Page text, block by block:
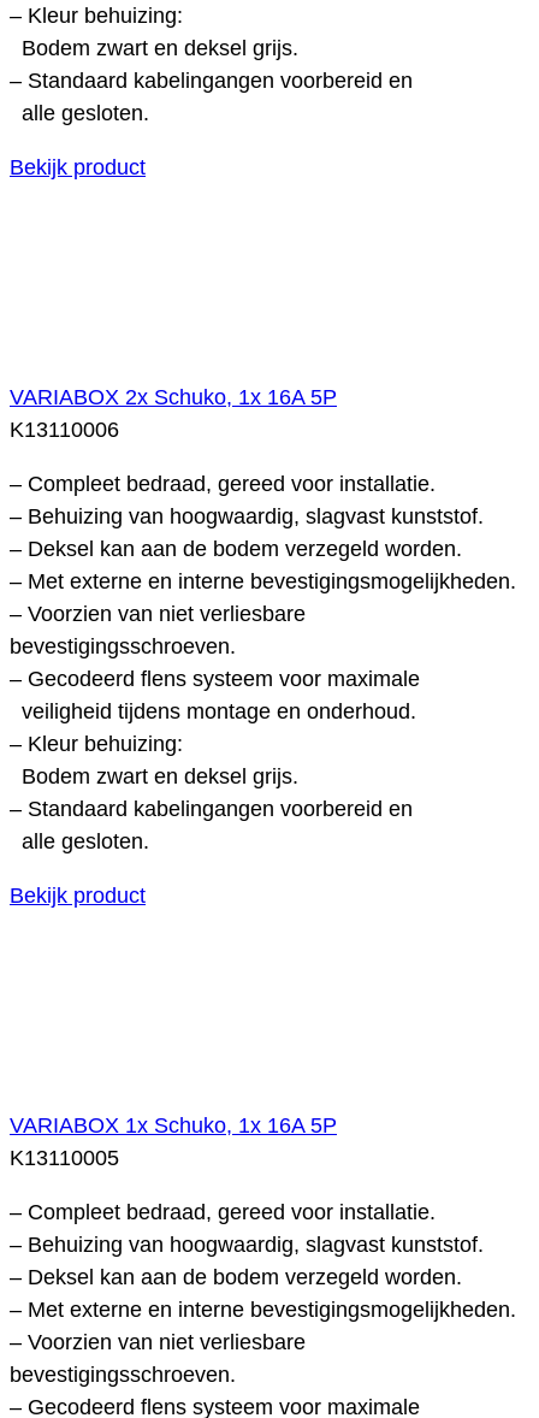
– Kleur behuizing:
Bodem zwart en deksel grijs.
– Standaard kabelingangen voorbereid en
alle gesloten.
Bekijk product
VARIABOX 2x Schuko, 1x 16A 5P
K13110006
– Compleet bedraad, gereed voor installatie.
– Behuizing van hoogwaardig, slagvast kunststof.
– Deksel kan aan de bodem verzegeld worden.
– Met externe en interne bevestigingsmogelijkheden.
– Voorzien van niet verliesbare
bevestigingsschroeven.
– Gecodeerd flens systeem voor maximale
veiligheid tijdens montage en onderhoud.
– Kleur behuizing:
Bodem zwart en deksel grijs.
– Standaard kabelingangen voorbereid en
alle gesloten.
Bekijk product
VARIABOX 1x Schuko, 1x 16A 5P
K13110005
– Compleet bedraad, gereed voor installatie.
– Behuizing van hoogwaardig, slagvast kunststof.
– Deksel kan aan de bodem verzegeld worden.
– Met externe en interne bevestigingsmogelijkheden.
– Voorzien van niet verliesbare
bevestigingsschroeven.
– Gecodeerd flens systeem voor maximale